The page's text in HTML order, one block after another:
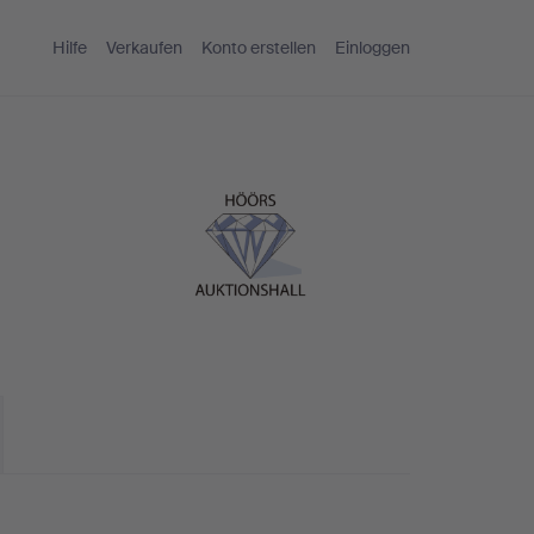
Hilfe Verkaufen Konto erstellen Einloggen